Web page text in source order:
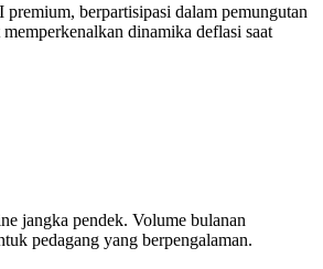
berpartisipasi dalam pemungutan
dinamika deflasi saat
jangka pendek. Volume bulanan
pedagang yang berpengalaman.